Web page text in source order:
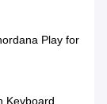
Play for
Keyboard